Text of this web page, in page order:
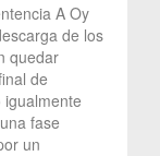
A Oy
de los
quedar
de
fase
un